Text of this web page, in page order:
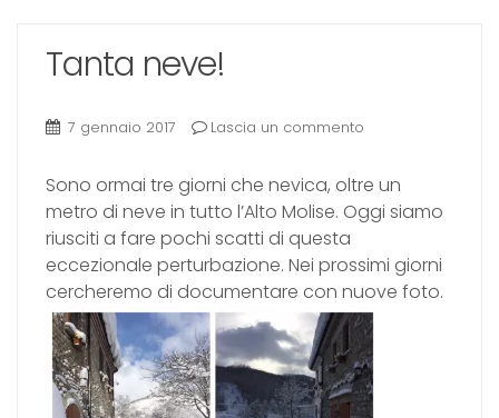
Tanta neve!
7 gennaio 2017 Lascia un commento
Sono ormai tre giorni che nevica, oltre un
metro di neve in tutto l’Alto Molise. Oggi siamo
riusciti a fare pochi scatti di questa
eccezionale perturbazione. Nei prossimi giorni
cercheremo di documentare con nuove foto.